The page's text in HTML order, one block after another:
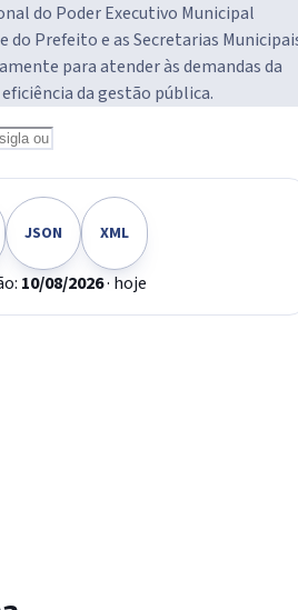
do Poder Executivo Municipal
do Prefeito e as Secretarias
para atender às demandas da
da gestão pública.
JSON XML
10/08/2026· hoje